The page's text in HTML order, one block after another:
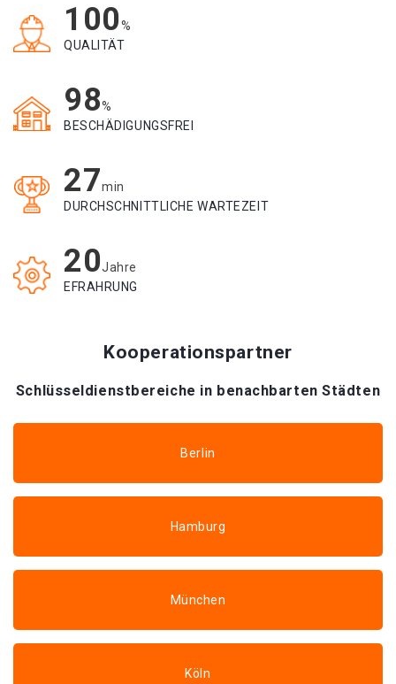
100%
QUALITÄT
98%
BESCHÄDIGUNGSFREI
27min
DURCHSCHNITTLICHE WARTEZEIT
20Jahre
EFRAHRUNG
Kooperationspartner
Schlüsseldienstbereiche in benachbarten Städten
Berlin
Hamburg
München
Köln